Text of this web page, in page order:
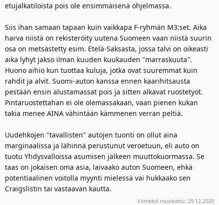
etujalkatiloista pois ole ensimmäisenä ohjelmassa.
Siis ihan samaan tapaan kuin vaikkapa F-ryhmän M3:set. Aika
harva niistä on rekisteröity uutena Suomeen vaan niistä suurin
osa on metsästetty esim. Etelä-Saksasta, jossa talvi on oikeasti
aika lyhyt jakso ilman kuuden kuukauden "marraskuuta".
Huono aihio kun tuottaa kuluja, jotka ovat suuremmat kuin
rahdit ja alvit. Suomi-auton kanssa ennen kaarihitsausta
pestään ensin alustamassat pois ja sitten alkavat ruostetyöt.
Pintaruostettahan ei ole olemassakaan, vaan pienen kukan
takia menee AINA vähintään kämmenen verran peltiä.
Uudehkojen "tavallisten" autojen tuonti on ollut aina
marginaalissa ja lähinnä perustunut veroetuun, eli auto on
tuotu Yhdysvalloissa asumisen jälkeen muuttokuormassa. Se
taas on jokaisen oma asia, laivaako auton Suomeen, ehkä
potentiaalinen voitolla myynti mielessä vai hukkaako sen
Craigslistin tai vastaavan kautta.
Viimeksi muokattu: 29.12.2020